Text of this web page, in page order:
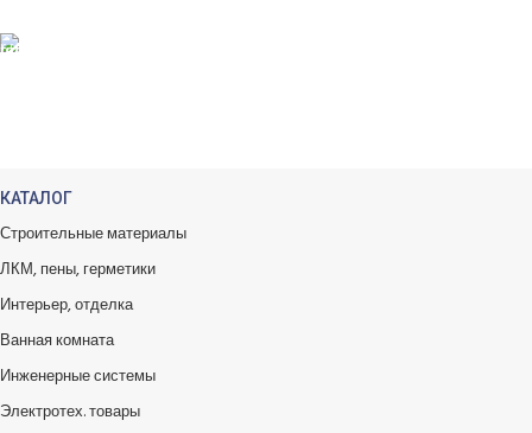
КАТАЛОГ
Строительные материалы
ЛКМ, пены, герметики
Интерьер, отделка
Ванная комната
Инженерные системы
Электротех. товары